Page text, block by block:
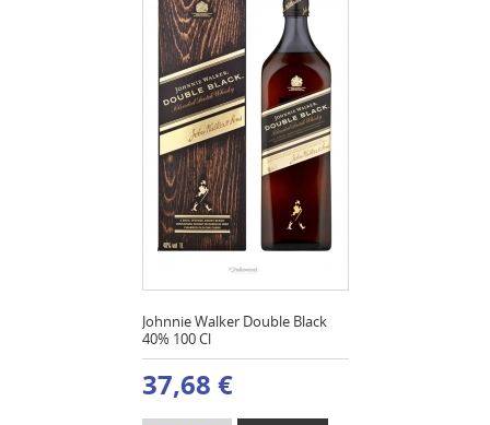
Johnnie Walker Double Black
40% 100 Cl
37,68 €